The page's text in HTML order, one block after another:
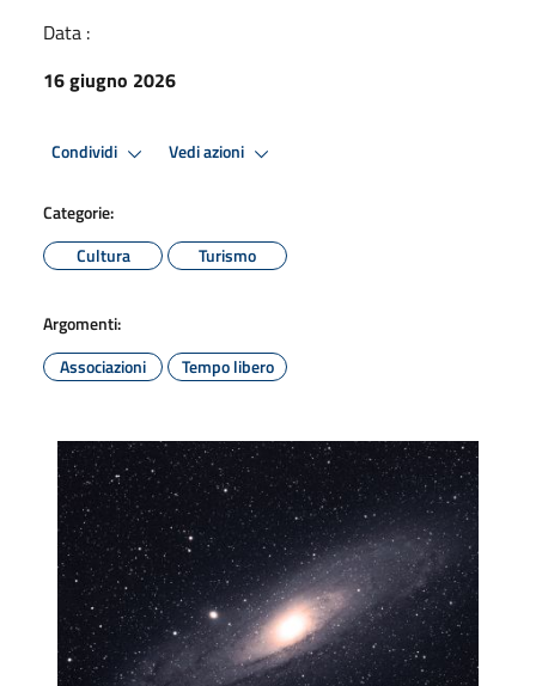
Data :
16 giugno 2026
Condividi Vedi azioni
Categorie:
Cultura
Turismo
Argomenti:
Associazioni
Tempo libero